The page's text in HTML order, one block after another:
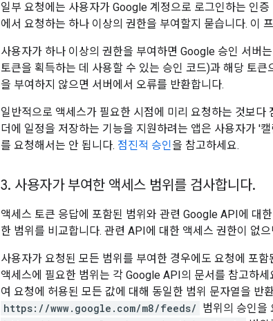
일부 요청에는 사용자가 Google 계정으로 로그인하는 인
에서 요청하는 하나 이상의 권한을 부여할지 묻습니다. 이
사용자가 하나 이상의 권한을 부여하면 Google 승인 서버
토큰을 획득하는 데 사용할 수 있는 승인 코드)과 해당 토
을 부여하지 않으면 서버에서 오류를 반환합니다.
일반적으로 액세스가 필요한 시점에 미리 요청하는 것보
더에 일정을 저장하는 기능을 지원하려는 앱은 사용자가 '
를 요청해서는 안 됩니다. 점진적 승인을 참고하세요.
3. 사용자가 부여한 액세스 범위를 검사합니다.
액세스 토큰 응답에 포함된 범위와 관련 Google API에 대
한 범위를 비교합니다. 관련 API에 대한 액세스 권한이 없
사용자가 요청된 모든 범위를 부여한 경우에도 요청에 포
액세스에 필요한 범위는 각 Google API의 문서를 참고하
여 요청에 허용된 모든 값에 대해 동일한 범위 문자열을 반
https://www.google.com/m8/feeds/ 범위의 승인